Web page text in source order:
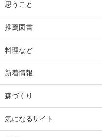
思うこと
推薦図書
料理など
新着情報
森づくり
気になるサイト